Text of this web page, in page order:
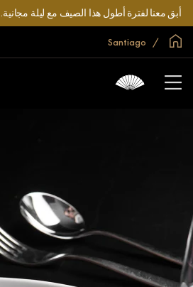
أبق معنا لفترة أطول هذا الصيف مع ليلة مجانية.
الصفحة الرئيسية العالمية